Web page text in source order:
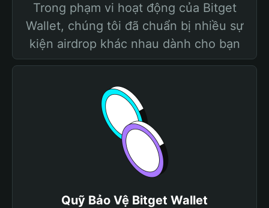
Trong phạm vi hoạt động của Bitget
Wallet, chúng tôi đã chuẩn bị nhiều sự
kiện airdrop khác nhau dành cho bạn
Quỹ Bảo Vệ Bitget Wallet